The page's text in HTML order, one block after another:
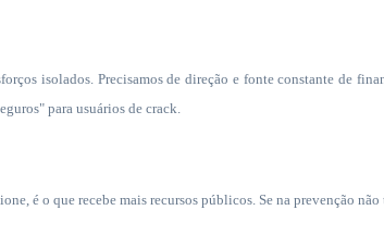
isolados. Precisamos de direção e fonte constante de
para usuários de crack.
é o que recebe mais recursos públicos. Se na prevenção